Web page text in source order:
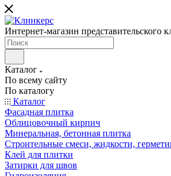
Интернет-магазин представительского
Каталог
По всему сайту
По каталогу
Каталог
Фасадная плитка
Облицовочный кирпич
Минеральная, бетонная плитка
Строительные смеси, жидкости,
Клей для плитки
Затирки для швов